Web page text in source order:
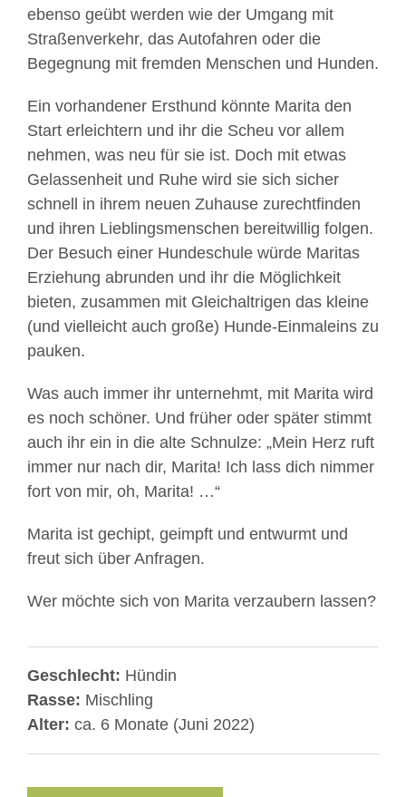
ebenso geübt werden wie der Umgang mit
Straßenverkehr, das Autofahren oder die
Begegnung mit fremden Menschen und Hunden.
Ein vorhandener Ersthund könnte Marita den
Start erleichtern und ihr die Scheu vor allem
nehmen, was neu für sie ist. Doch mit etwas
Gelassenheit und Ruhe wird sie sich sicher
schnell in ihrem neuen Zuhause zurechtfinden
und ihren Lieblingsmenschen bereitwillig folgen.
Der Besuch einer Hundeschule würde Maritas
Erziehung abrunden und ihr die Möglichkeit
bieten, zusammen mit Gleichaltrigen das kleine
(und vielleicht auch große) Hunde-Einmaleins zu
pauken.
Was auch immer ihr unternehmt, mit Marita wird
es noch schöner. Und früher oder später stimmt
auch ihr ein in die alte Schnulze: „Mein Herz ruft
immer nur nach dir, Marita! Ich lass dich nimmer
fort von mir, oh, Marita! …“
Marita ist gechipt, geimpft und entwurmt und
freut sich über Anfragen.
Wer möchte sich von Marita verzaubern lassen?
Geschlecht: Hündin
Rasse: Mischling
Alter: ca. 6 Monate (Juni 2022)